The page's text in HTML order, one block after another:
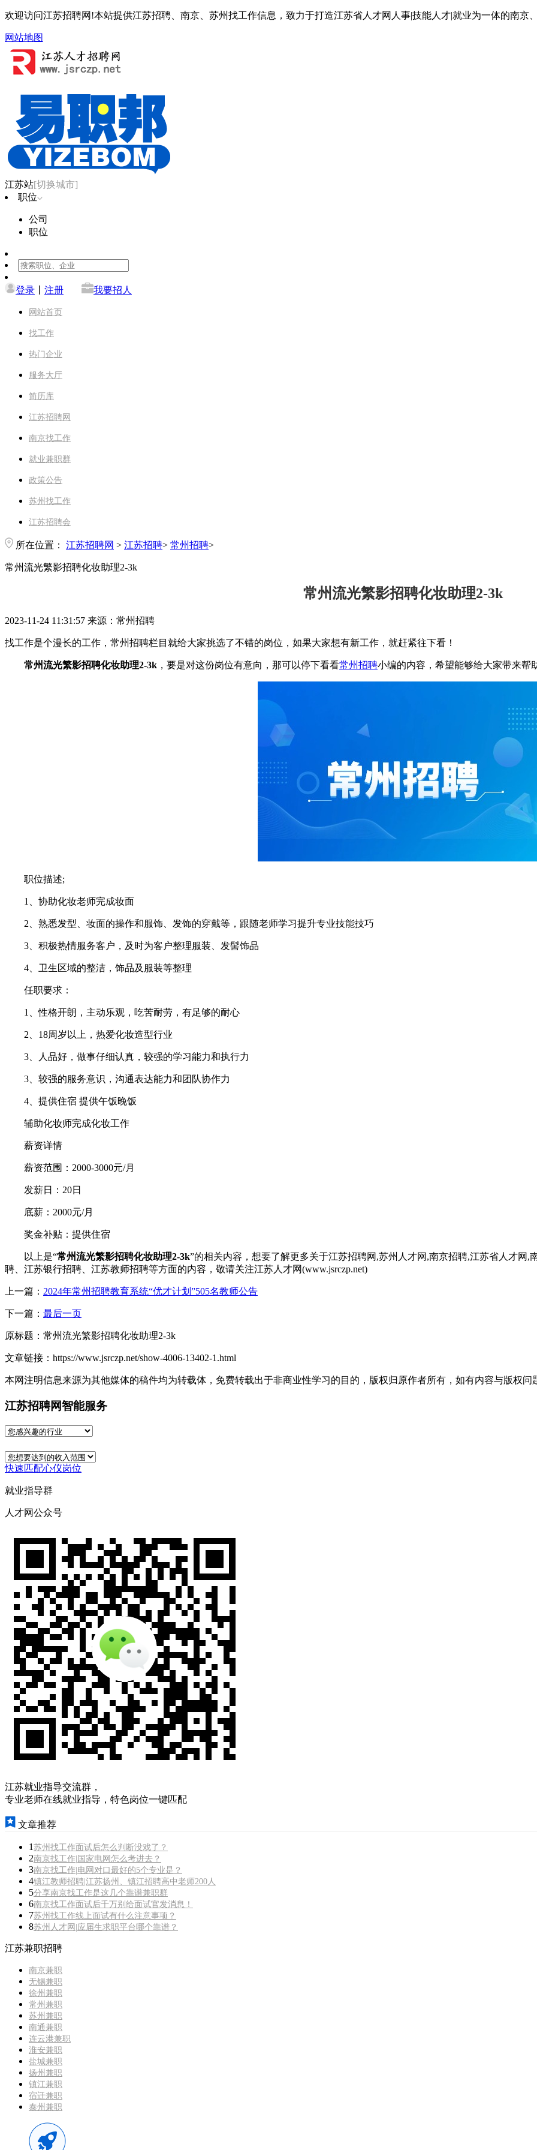
欢迎访问江苏招聘网!本站提供江苏招聘、南京、苏州找工作信息，致力于打造江苏省人才网人事|技能人才|就业为一体的南京
网站地图
江苏站[切换城市]
职位
公司
职位
登录 注册 我要招人
网站首页
找工作
热门企业
服务大厅
简历库
江苏招聘网
南京找工作
就业兼职群
政策公告
苏州找工作
江苏招聘会
所在位置： 江苏招聘网 > 江苏招聘> 常州招聘>
常州流光繁影招聘化妆助理2-3k
常州流光繁影招聘化妆助理2-3k
2023-11-24 11:31:57 来源：常州招聘
找工作是个漫长的工作，常州招聘栏目就给大家挑选了不错的岗位，如果大家想有新工作，就赶紧往下看！
常州流光繁影招聘化妆助理2-3k ，要是对这份岗位有意向，那可以停下看看常州招聘小编的内容，希望能够给大家带来帮
职位描述;
1、协助化妆老师完成妆面
2、熟悉发型、妆面的操作和服饰、发饰的穿戴等，跟随老师学习提升专业技能技巧
3、积极热情服务客户，及时为客户整理服装、发髻饰品
4、卫生区域的整洁，饰品及服装等整理
任职要求：
1、性格开朗，主动乐观，吃苦耐劳，有足够的耐心
2、18周岁以上，热爱化妆造型行业
3、人品好，做事仔细认真，较强的学习能力和执行力
3、较强的服务意识，沟通表达能力和团队协作力
4、提供住宿 提供午饭晚饭
辅助化妆师完成化妆工作
薪资详情
薪资范围：2000-3000元/月
发薪日：20日
底薪：2000元/月
奖金补贴：提供住宿
以上是“常州流光繁影招聘化妆助理2-3k”的相关内容，想要了解更多关于江苏招聘网,苏州人才网,南京招聘,江苏省人才网,
聘、江苏银行招聘、江苏教师招聘等方面的内容，敬请关注江苏人才网(www.jsrczp.net)
上一篇： 2024年常州招聘教育系统“优才计划”505名教师公告
下一篇： 最后一页
原标题： 常州流光繁影招聘化妆助理2-3k
文章链接： https://www.jsrczp.net/show-4006-13402-1.html
本网注明信息来源为其他媒体的稿件均为转载体，免费转载出于非商业性学习的目的，版权归原作者所有，如有内容与版权问
江苏招聘网智能服务
快速匹配心仪岗位
就业指导群
人才网公众号
江苏就业指导交流群，
专业老师在线就业指导，特色岗位一键匹配
文章推荐
1 苏州找工作面试后怎么判断没戏了？
2南京找工作|国家电网怎么考进去？
3南京找工作|电网对口最好的5个专业是？
4镇江教师招聘|江苏扬州、镇江招聘高中老师200人
5分享南京找工作是这几个靠谱兼职群
6南京找工作面试后千万别给面试官发消息！
7苏州找工作线上面试有什么注意事项？
8苏州人才网|应届生求职平台哪个靠谱？
江苏兼职招聘
南京兼职
无锡兼职
徐州兼职
常州兼职
苏州兼职
南通兼职
连云港兼职
淮安兼职
盐城兼职
扬州兼职
镇江兼职
宿迁兼职
泰州兼职